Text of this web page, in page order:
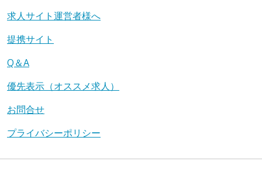
求人サイト運営者様へ
提携サイト
Q＆A
優先表示（オススメ求人）
お問合せ
プライバシーポリシー